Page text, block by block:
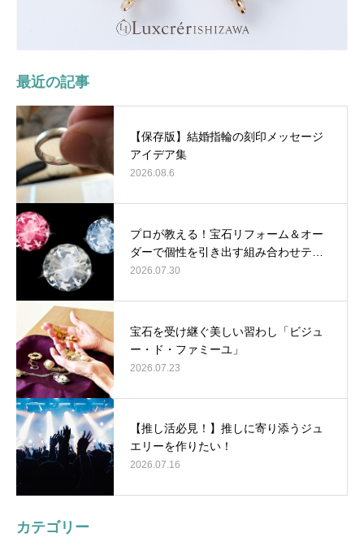
最近の記事
【保存版】結婚指輪の刻印メッセージ
アイデア集
2026.08.6
プロが教える！宝石リフォーム＆オー
ダーで個性を引き出す組み合わせテ…
2026.07.30
宝石を受け継ぐ美しい習わし「ビジュ
ー・ド・ファミーユ」
2026.07.23
【推し活必見！】推しに寄り添うジュ
エリーを作りたい！
2026.07.16
カテゴリー